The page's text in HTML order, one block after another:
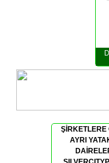
ŞİRKETLERE
AYRI